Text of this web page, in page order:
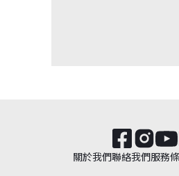
關於我們聯絡我們服務